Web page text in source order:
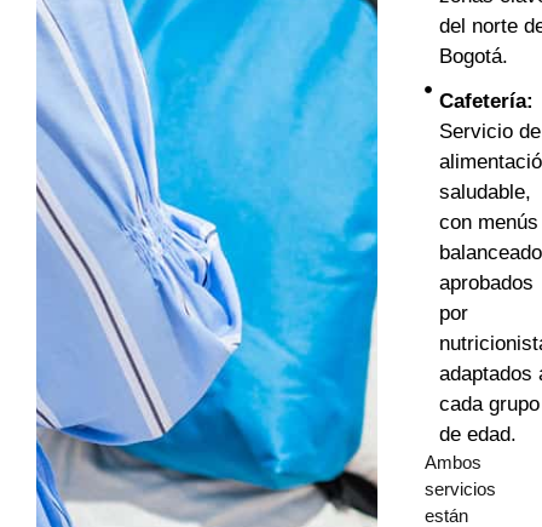
del norte
Bogotá.
Cafetería:
Servicio de
saludable,
con menús
aprobados
por
adaptados
cada grupo
de edad.
Ambos
servicios
están